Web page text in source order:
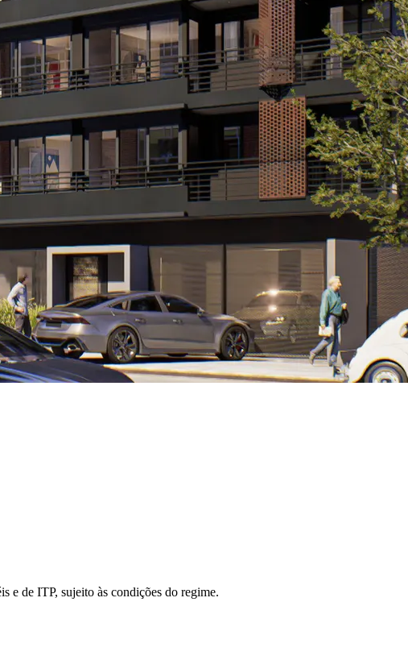
e de ITP, sujeito às condições do regime.